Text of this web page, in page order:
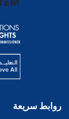
روابط سريعة